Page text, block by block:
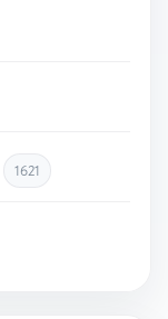
1621